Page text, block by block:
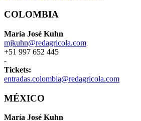
COLOMBIA
María José Kuhn
mjkuhn@redagricola.com
+51 997 652 445
-
Tickets:
entradas.colombia@redagricola.com
MÉXICO
María José Kuhn